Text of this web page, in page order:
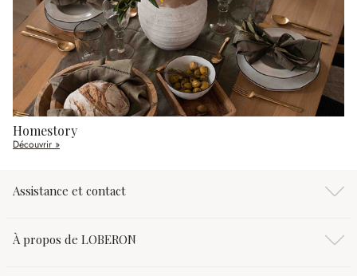
Homestory
Découvrir »
Assistance et contact
À propos de LOBERON